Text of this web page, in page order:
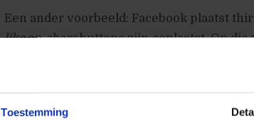
Toestemming
Een ander voorbeeld: Facebook plaatst
likeensharebuttons zijn geplaatst. Op die